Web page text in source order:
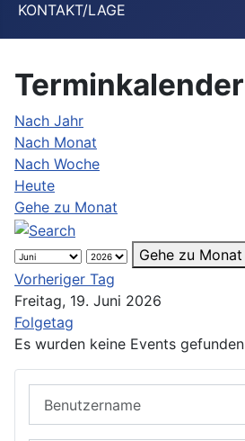
KONTAKT/LAGE
Terminkalender
Nach Jahr
Nach Monat
Nach Woche
Heute
Gehe zu Monat
Gehe zu Monat
Vorheriger Tag
Freitag, 19. Juni 2026
Folgetag
Es wurden keine Events gefunden